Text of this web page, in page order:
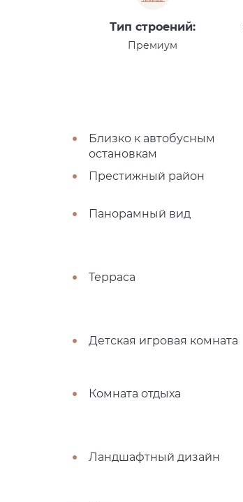
Тип строений:
Премиум
Близко к автобусным
остановкам
Престижный район
Панорамный вид
Терраса
Детская игровая комната
Комната отдыха
Ландшафтный дизайн